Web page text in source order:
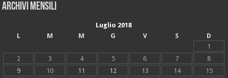
Archivi mensili
Luglio 2018
L
M M G V S
D
1
2
3 4 5 6 7
8
9
10 11 12 13 14
15